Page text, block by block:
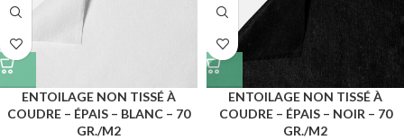
ENTOILAGE NON TISSÉ À
COUDRE – ÉPAIS – BLANC – 70
GR./M2
ENTOILAGE NON TISSÉ À
COUDRE – ÉPAIS – NOIR – 70
GR./M2